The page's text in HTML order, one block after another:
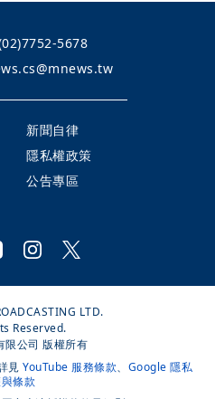
5678
新聞自律
隱私權政策
公告專區
LTD.
Reserved.
限公司 版權所有
見 YouTube 服務條款、 Google 隱私
條款